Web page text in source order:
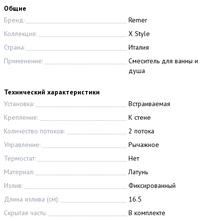
Общие
Бренд:
Remer
Коллекция:
X Style
Страна:
Италия
Применение:
Смеситель для ванны и
душа
Технический характеристики
Установка:
Встраиваемая
Крепление:
К стене
Количество потоков:
2 потока
Управление:
Рычажное
Термостат:
Нет
Материал:
Латунь
Излив:
Фиксированный
Длина излива (см):
16.5
Скрытая часть:
В комплекте